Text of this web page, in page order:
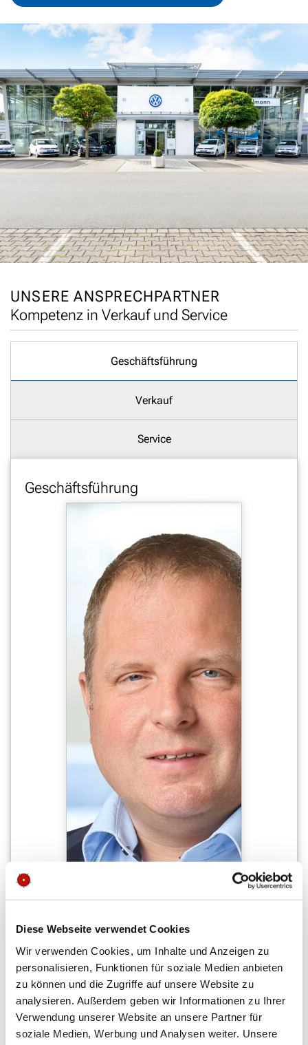
Diese Webseite verwendet Cookies
Wir verwenden Cookies, um Inhalte und Anzeigen zu
personalisieren, Funktionen für soziale Medien anbieten
zu können und die Zugriffe auf unsere Website zu
analysieren. Außerdem geben wir Informationen zu Ihrer
Verwendung unserer Website an unsere Partner für
soziale Medien, Werbung und Analysen weiter. Unsere
UNSERE ANSPRECHPARTNER
Kompetenz in Verkauf und Service
Geschäftsführung
Verkauf
Service
Geschäftsführung
JENS GASTERICH
Geschäftsführer
05231 6307-402